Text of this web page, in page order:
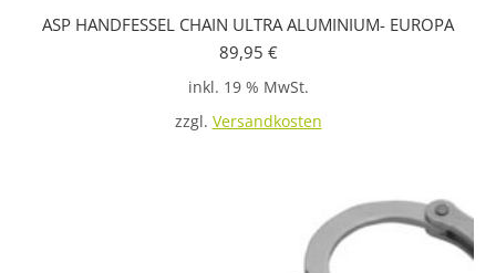
ASP HANDFESSEL CHAIN ULTRA ALUMINIUM- EUROPA
89,95 €
inkl. 19 % MwSt.
zzgl. Versandkosten